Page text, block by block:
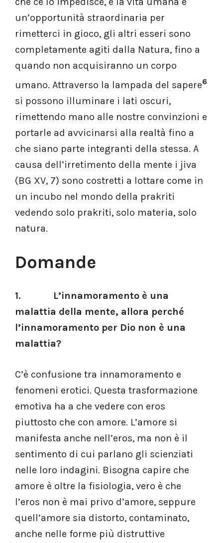
un’opportunità straordinaria per
rimetterci in gioco, gli altri esseri sono
completamente agiti dalla Natura, fino a
quando non acquisiranno un corpo
umano. Attraverso la lampada del sapere6
si possono illuminare i lati oscuri,
rimettendo mano alle nostre convinzioni e
portarle ad avvicinarsi alla realtà fino a
che siano parte integranti della stessa. A
causa dell’irretimento della mente i jiva
(BG XV, 7) sono costretti a lottare come in
un incubo nel mondo della prakriti
vedendo solo prakriti, solo materia, solo
natura.
Domande
1. L’innamoramento è una
malattia della mente, allora perché
l’innamoramento per Dio non è una
malattia?
C’è confusione tra innamoramento e
fenomeni erotici. Questa trasformazione
emotiva ha a che vedere con eros
piuttosto che con amore. L’amore si
manifesta anche nell’eros, ma non è il
sentimento di cui parlano gli scienziati
nelle loro indagini. Bisogna capire che
amore è oltre la fisiologia, vero è che
l’eros non è mai privo d’amore, seppure
quell’amore sia distorto, contaminato,
anche nelle forme più distruttive